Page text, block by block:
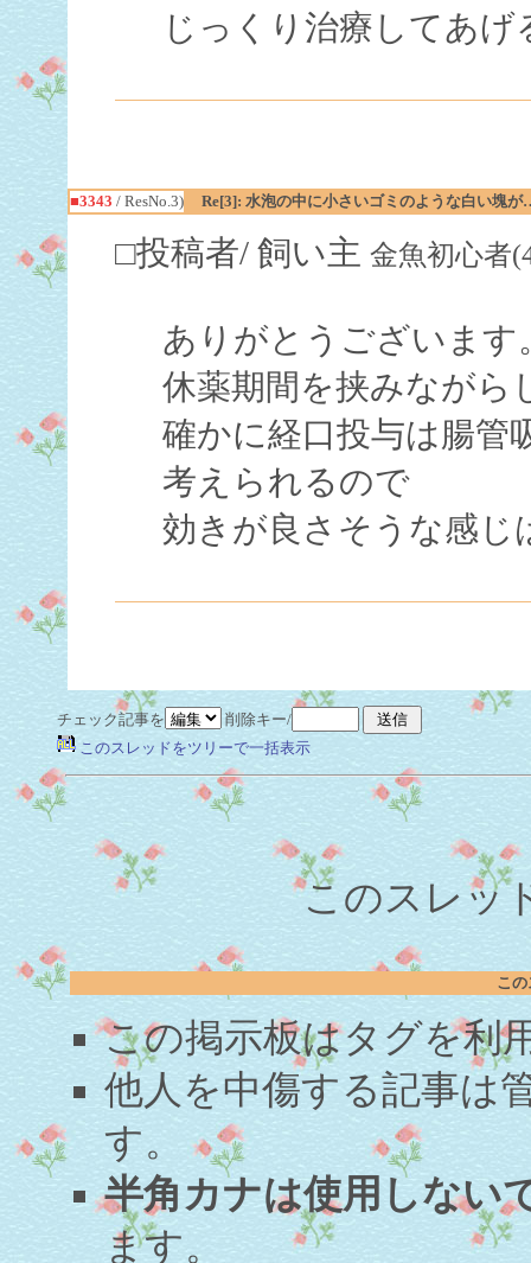
じっくり治療してあ
■3343 / ResNo.3) Re[3]: 水泡の中に小さいゴミのような白い塊
□投稿者/ 飼い主 金魚初心者
ありがとうございま
休薬期間を挟みながら
確かに経口投与は腸管
考えられるので
効きが良さそうな感じ
チェック記事を
削除キー/
このスレッドをツリーで一括表示
このスレッ
こ
この掲示板はタグを利
他人を中傷する記事は
す。
半角カナは使用しない
ます。